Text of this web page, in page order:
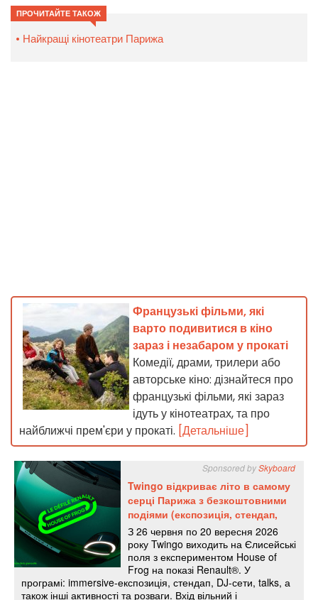
ПРОЧИТАЙТЕ ТАКОЖ
Найкращі кінотеатри Парижа
Французькі фільми, які
варто подивитися в кіно
зараз і незабаром у прокаті
Комедії, драми, трилери або
авторське кіно: дізнайтеся про
французькі фільми, які зараз
ідуть у кінотеатрах, та про
найближчі прем'єри у прокаті. [Детальніше]